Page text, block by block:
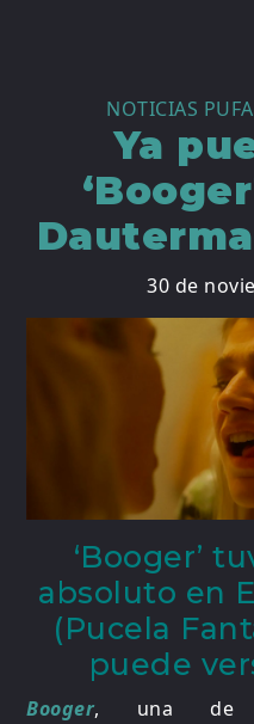
NOTICIAS PUFA
Ya
30 de
‘Booger’
absoluto en
(Pucela
puede
Booger, una de